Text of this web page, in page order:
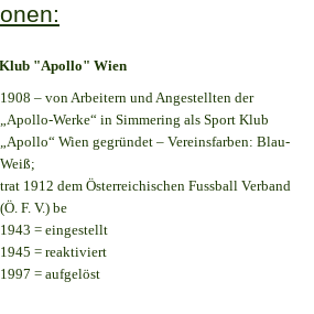
"Apollo" Wien
1908 – von Arbeitern und Angestellten der
„Apollo-Werke“ in Simmering als Sport Klub
„Apollo“ Wien gegründet – Vereinsfarben: Blau-
Weiß;
trat 1912 dem Österreichischen Fussball Verband
(Ö. F. V.) be
1943 = eingestellt
1945 = reaktiviert
1997 = aufgelöst